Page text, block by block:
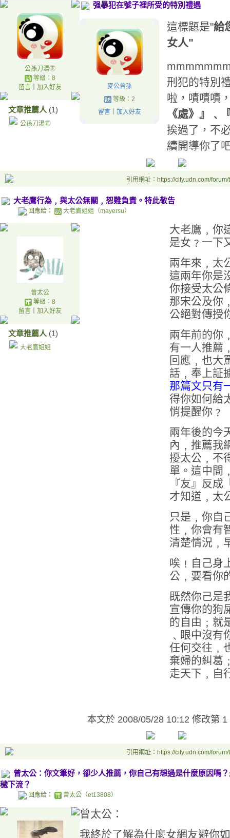
公孫刀湯㊣
等級：8
留言｜ 加入好友
文章推薦人 (1)
公孫刀湯㊣
强暴犯在號子裡所受的特別禮遇
麥公曾孫
等級：2
留言｜ 加入好友
這標題是"給
女人"
刑犯的特別
啦，嘖嘖嘖
《處》』﹑
挨過了，不
續開導你了
引用網址：https://city.udn.com/
大老鷹行為﹐與太公無關﹐恕難負責。特此敬告
回應給： 大老鷹姐姐（mayersu）
曾太公
等級：8
留言｜ 加入好友
文章推薦人 (1)
大老鷹姐姐
大老鷹﹐你
是女﹖一下
兩年來﹐太
這兩年你是
你接受太公
那宋公及你
公絕對傳授
兩年前的你
有一人推薦
回應﹐也大
話﹐奉上証
那篇文只有
得你如何給
悄提醒你﹖
兩年後的今
內﹐推薦我
擾太公﹐不
單。這中間
『友』反
才知道﹐太
只是﹐你自
性﹐你會有
清楚情況﹐
唉﹗自己身
公﹐要看你
既然你己是
宣傳你的狗
的自由﹔就
﹑眼中沒有
任何交往﹐
棄婦的糾葛
走天下﹐自
本文於 2008/05/28 10:12 修改第 1
引用網址：https://city.udn.com/
曾太公：你文筆好，卻少人推薦，你自己有想過是什麼原因嗎
穢下流？
回應給： 曾太公（et13808）
曾太公：
我終於了解為什麼女網友避你